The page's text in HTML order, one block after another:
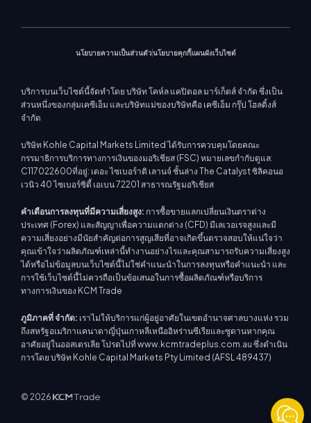
นโยบายความเป็นส่วนตัวนโยบายคุกกี้ แผนผังเว็บไซต์
บริการบนเว็บไซต์นี้จัดทำโดย บริษัท โคห์ล แคปิตอล มาร์เก็ตส์ จำกัด ซึ่งเป็น
ส่วนหนึ่งของกลุ่มเคซีเอ็ม และบริษัทแม่ของบริษัทคือ เคซีเอ็ม กรุ๊ป โฮลดิ้งส์
จำกัด
บริษัท Kohle Capital Markets Limited ได้รับการควบคุมโดยคณะ
กรรมาธิการบริการทางการเงินของมอริเชียส (FSC) หมายเลขกำกับดูแล:
C117022600ที่อยู่: เดอะ ไซเบอร์าติ เลานจ์ ชั้นล่าง The Catalyst ซิลิคอนอ
เวนิว 40 ไซเบอร์ซิตี้ เอเบน 72201 สาธารณรัฐมอริเชียส
คำเตือนการลงทุนที่มีความเสี่ยงสูง: การซื้อขายแลกเปลี่ยนเงินตราต่าง
ประเทศ (Forex) และสัญญาเพื่อความแตกต่าง (CFD) มีเลเวอเรจสูงและมี
ความเสี่ยงอย่างมีนัยสำคัญต่อการสูญเสียที่อาจเกิดขึ้นตรวจสอบให้แน่ใจว่า
คุณเข้าใจว่าผลิตภัณฑ์เหล่านี้ทำงานอย่างไรและคุณสามารถรับความเสี่ยงสูง
ได้หรือไม่ข้อมูลบนเว็บไซต์นี้ไม่ใช่คำแนะนำในการลงทุนหรือคำแนะนำ และ
การใช้เว็บไซต์นี้ไม่ควรถือเป็นข้อเสนอในการซื้อผลิตภัณฑ์หรือบริการ
ทางการเงินของ KCM Trade
ภูมิภาคที่ จำกัด: เราไม่ให้บริการแก่ผู้อยู่อาศัยในเขตอำนาจศาลบางแห่ง รวม
ถึงสหรัฐอเมริกาแคนาดาญี่ปุ่นเกาหลีเหนืออิหร่านซีเรียและซูดานหากคุณ
อาศัยอยู่ในออสเตรเลีย โปรดไปที่ www.kcmtradeplus.com.au ซึ่งดำเนิน
การโดย บริษัท Kohle Capital Markets Pty Limited (AFSL 489437)
© 2026